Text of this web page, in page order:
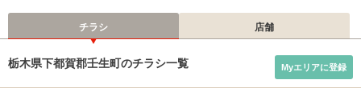
チラシ 店舗
栃木県下都賀郡壬生町のチラシ一覧 Myエリアに登録